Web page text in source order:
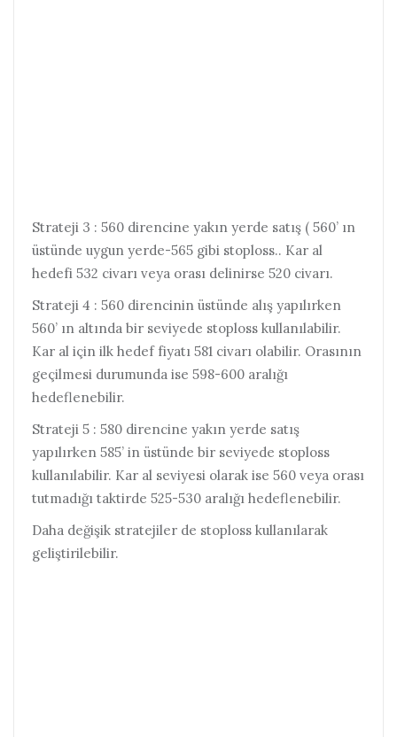
Strateji 3 : 560 direncine yakın yerde satış ( 560’ ın
üstünde uygun yerde-565 gibi stoploss.. Kar al
hedefi 532 civarı veya orası delinirse 520 civarı.
Strateji 4 : 560 direncinin üstünde alış yapılırken
560’ ın altında bir seviyede stoploss kullanılabilir.
Kar al için ilk hedef fiyatı 581 civarı olabilir. Orasının
geçilmesi durumunda ise 598-600 aralığı
hedeflenebilir.
Strateji 5 : 580 direncine yakın yerde satış
yapılırken 585’ in üstünde bir seviyede stoploss
kullanılabilir. Kar al seviyesi olarak ise 560 veya orası
tutmadığı taktirde 525-530 aralığı hedeflenebilir.
Daha değişik stratejiler de stoploss kullanılarak
geliştirilebilir.